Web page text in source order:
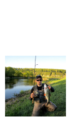
ожидания и